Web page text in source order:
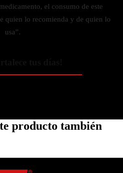
el consumo de este
quien lo recomienda y de quien lo
usa”.
producto también